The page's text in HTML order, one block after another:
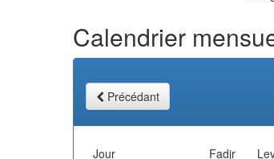
Calendrier
Précédant
Jour Fadjr